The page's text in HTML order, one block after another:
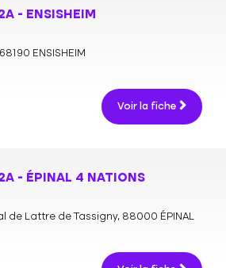
- ENSISHEIM
68190 ENSISHEIM
Voir la fiche
- ÉPINAL 4 NATIONS
de Lattre de Tassigny, 88000 ÉPINAL